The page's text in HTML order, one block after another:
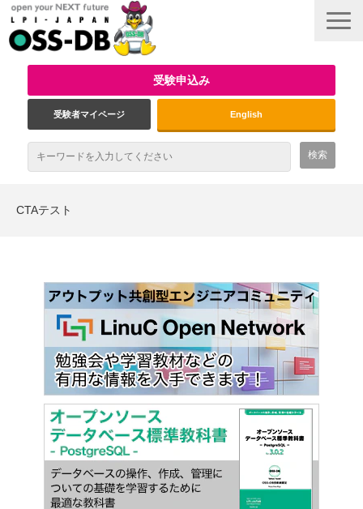
受験申込み
受験者マイページ English
受験対策
インタビュー
よくある質問
CTAテスト